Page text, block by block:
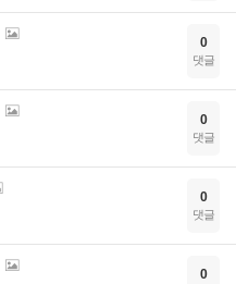
0
댓글
0
댓글
0
댓글
0